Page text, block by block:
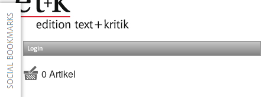
Login
0 Artikel